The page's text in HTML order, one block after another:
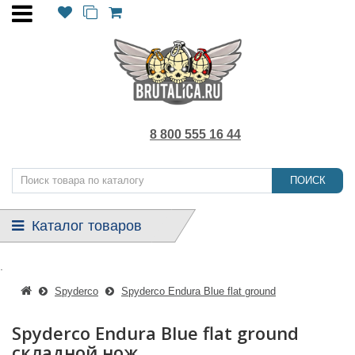
8 800 555 16 44
ПОИСК
Каталог товаров
Spyderco Spyderco Endura Blue flat ground
Spyderco Endura Blue flat ground